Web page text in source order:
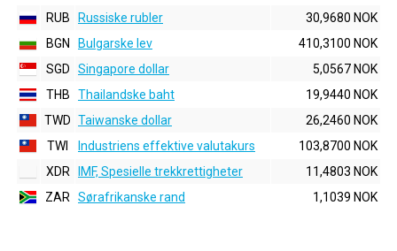
RUB
Russiske rubler
30,9680 NOK
BGN
Bulgarske lev
410,3100 NOK
SGD
Singapore dollar
5,0567 NOK
THB
Thailandske baht
19,9440 NOK
TWD Taiwanske dollar
26,2460 NOK
TWI
Industriens effektive valutakurs
103,8700 NOK
XDR
IMF, Spesielle trekkrettigheter
11,4803 NOK
ZAR
Sørafrikanske rand 1,1039 NOK